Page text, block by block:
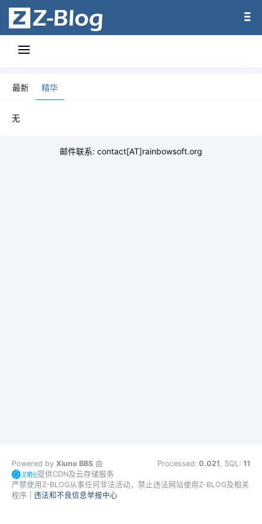
最新 精华
无
邮件联系: contact[AT]rainbowsoft.org
Powered by Xiuno BBS 由
提供CDN及云存储服务
Processed: 0.021, SQL: 11
严禁使用Z-BLOG从事任何非法活动，禁止违法网站使用Z-BLOG及相关
程序 | 违法和不良信息举报中心